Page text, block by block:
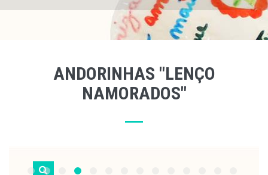
ANDORINHAS "LENÇO
NAMORADOS"